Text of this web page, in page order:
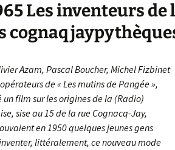
Les inventeurs de
Azam, Pascal Boucher, Michel Fizbinet
de « Les mutins de Pangée »,
un film sur les origines de la (Radio)
sise au 15 de la rue Cognacq-Jay,
en 1950 quelques jeunes gens
littéralement, ce nouveau mode